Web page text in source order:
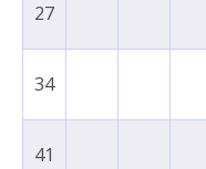
27
34
41